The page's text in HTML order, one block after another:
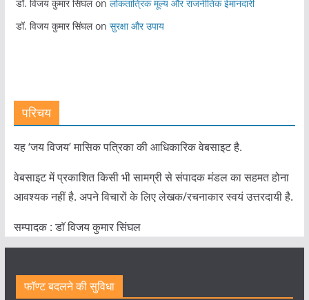
डॉ. विजय कुमार सिंघलon लोकतांत्रिक मूल्य और राजनीतिक ईमानदारी
डॉ. विजय कुमार सिंघलon सुरक्षा और उपाय
परिचय
यह ‘जय विजय’ मासिक पत्रिका की आधिकारिक वेबसाइट है.
वेबसाइट में प्रकाशित किसी भी सामग्री से संपादक मंडल का सहमत होना
आवश्यक नहीं है. अपने विचारों के लिए लेखक/रचनाकार स्वयं उत्तरदायी है.
सम्पादक : डाॅ विजय कुमार सिंघल
फॉण्ट बदलने की सुविधा